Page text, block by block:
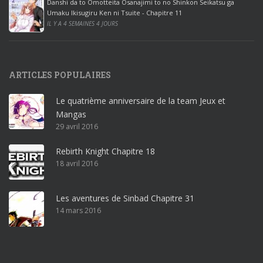
2
0
1
r
o
ff
i
c
e
3
r
Danshi da to Omotteita Osanajimi to no Shinkon Seikatsu ga
Umaku Ikisugiru Ken ni Tsuite - Chapitre 11
IL Y A 4 SEMAINES 4 JOURS
ARTICLES POPULAIRES
Le quatrième anniversaire de la team Jeux et
Mangas
29 avril 2016
Rebirth Knight Chapitre 18
18 avril 2016
Les aventures de Sinbad Chapitre 31
14 mars 2016